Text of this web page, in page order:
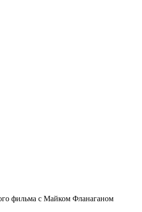
фильма с Майком Фланаганом